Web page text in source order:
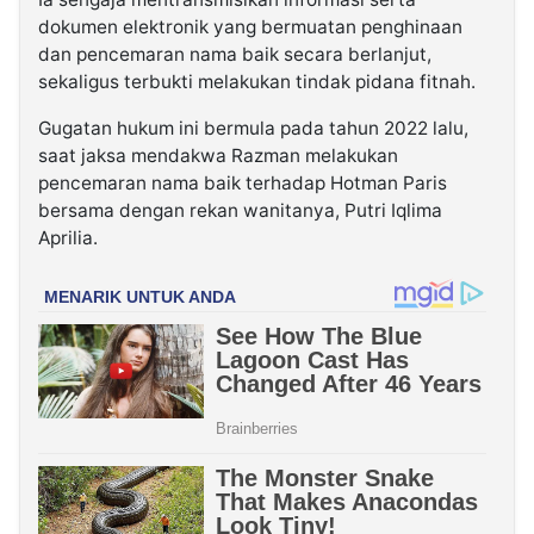
dokumen elektronik yang bermuatan penghinaan
dan pencemaran nama baik secara berlanjut,
sekaligus terbukti melakukan tindak pidana fitnah.
Gugatan hukum ini bermula pada tahun 2022 lalu,
saat jaksa mendakwa Razman melakukan
pencemaran nama baik terhadap Hotman Paris
bersama dengan rekan wanitanya, Putri Iqlima
Aprilia.